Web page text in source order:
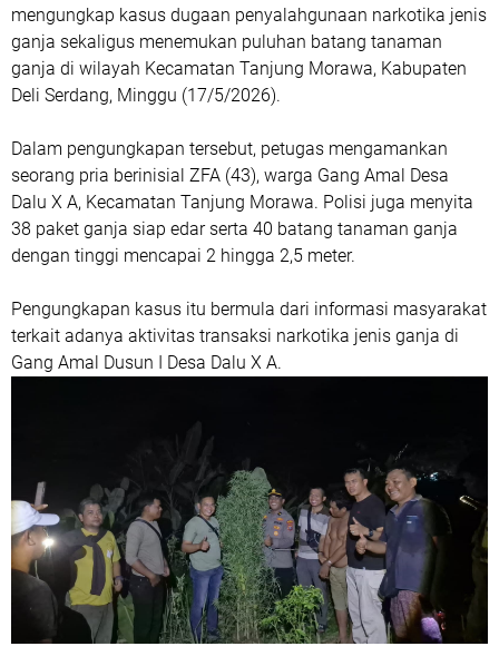
mengungkap kasus dugaan penyalahgunaan narkotika jenis
ganja sekaligus menemukan puluhan batang tanaman
ganja di wilayah Kecamatan Tanjung Morawa, Kabupaten
Deli Serdang, Minggu (17/5/2026).
Dalam pengungkapan tersebut, petugas mengamankan
seorang pria berinisial ZFA (43), warga Gang Amal Desa
Dalu X A, Kecamatan Tanjung Morawa. Polisi juga menyita
38 paket ganja siap edar serta 40 batang tanaman ganja
dengan tinggi mencapai 2 hingga 2,5 meter.
Pengungkapan kasus itu bermula dari informasi masyarakat
terkait adanya aktivitas transaksi narkotika jenis ganja di
Gang Amal Dusun I Desa Dalu X A.